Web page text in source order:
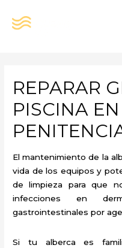
REPARAR
PISCINA EN
El mantenimiento de la
vida de los equipos y
de limpieza para que
infecciones en
gastrointestinales por
Si tu alberca es